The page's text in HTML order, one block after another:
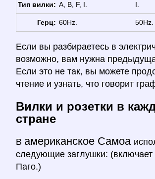
Тип вилки: A, B, F, I. I.
Герц: 60Hz. 50Hz.
Если вы разбираетесь в
возможно, вам нужна
Если это не так, вы можете
чтение и узнать, что говорит
Вилки и розетки в
стране
В американское Самоа
следующие заглушки: (включает
Паго.)